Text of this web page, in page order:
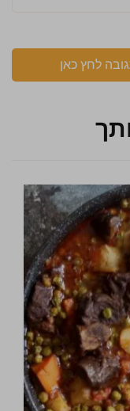
לחץ כאן